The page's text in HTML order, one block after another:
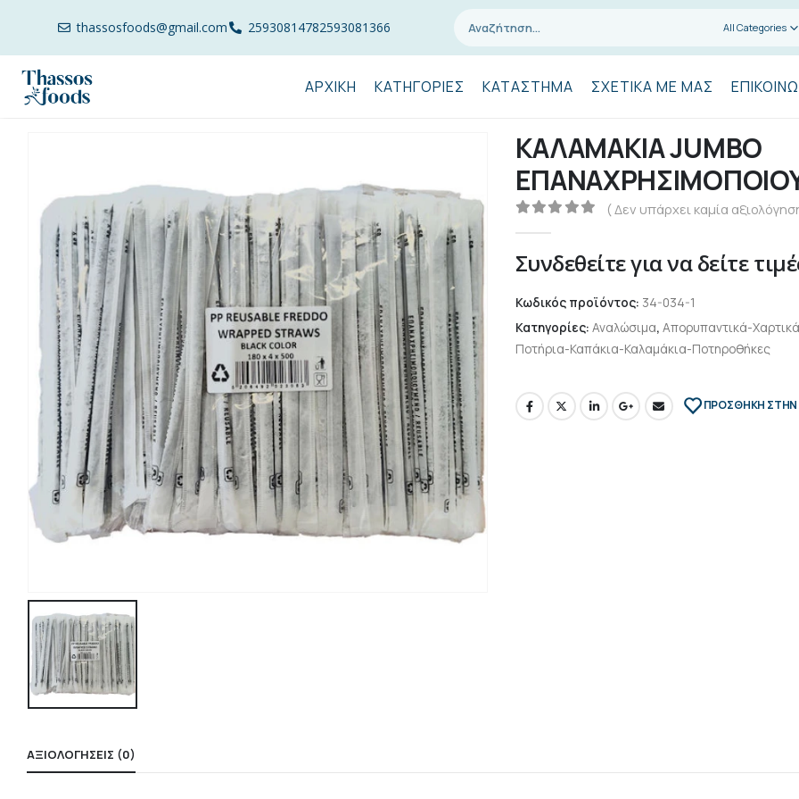
thassosfoods@gmail.com 25930814782593081366 All Categories
ΑΡΧΙΚΉ ΚΑΤΗΓΟΡΊΕΣ ΚΑΤΆΣΤΗΜΑ ΣΧΕΤΙΚΆ ΜΕ ΜΑΣ
ΚΑΛΑΜΑΚΙΑ JUMBO
( Δεν υπάρχει καμία
Συνδεθείτε για να δείτε
Κωδικός προϊόντος: 34-034-1
Κατηγορίες: Αναλώσιμα, Απορυπαντικά-
Ποτήρια-Καπάκια-Καλαμάκια-Ποτηροθήκες
ΠΡΌΣΘΉΚΗ ΣΤΗΝ
ΑΞΙΟΛΟΓΉΣΕΙΣ (0)